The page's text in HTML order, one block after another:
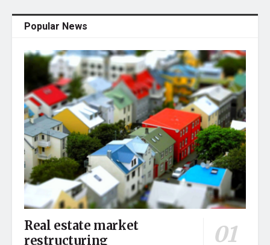
Popular News
Real estate market
restructuring